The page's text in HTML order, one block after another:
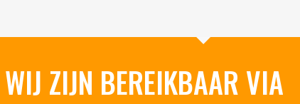
WIJ ZIJN BEREIKBAAR VIA